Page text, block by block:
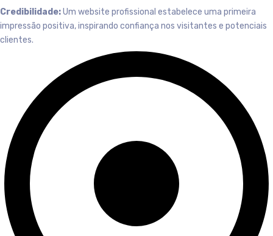
Credibilidade:Um website profissional estabelece uma primeira
impressão positiva, inspirando confiança nos visitantes e potenciais
clientes.